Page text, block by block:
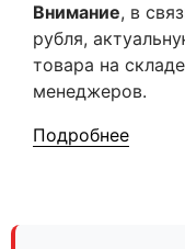
Внимание, в
рубля,
товара на
менеджеров.
Подробнее